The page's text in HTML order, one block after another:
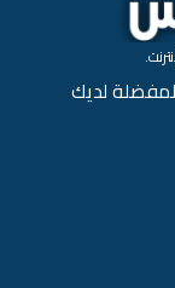
لديك